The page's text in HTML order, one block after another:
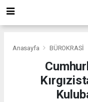
Anasayfa BÜROKRASİ